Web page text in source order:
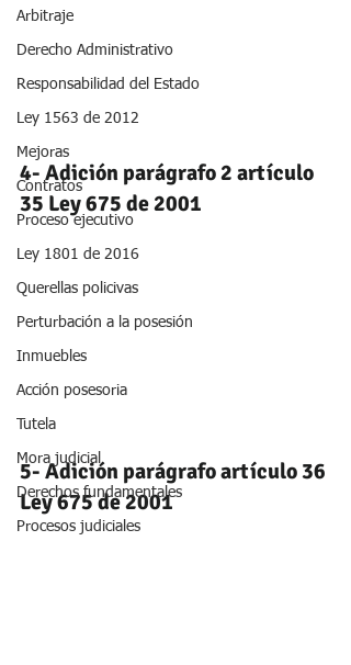
Arbitraje
Derecho Administrativo
Responsabilidad del Estado
Ley 1563 de 2012
Mejoras
Contratos
Proceso ejecutivo
Ley 1801 de 2016
Querellas policivas
Perturbación a la posesión
Inmuebles
Acción posesoria
Tutela
Mora judicial
Derechos fundamentales
Procesos judiciales
4- Adición parágrafo 2 artículo
35 Ley 675 de 2001
5- Adición parágrafo artículo 36
Ley 675 de 2001